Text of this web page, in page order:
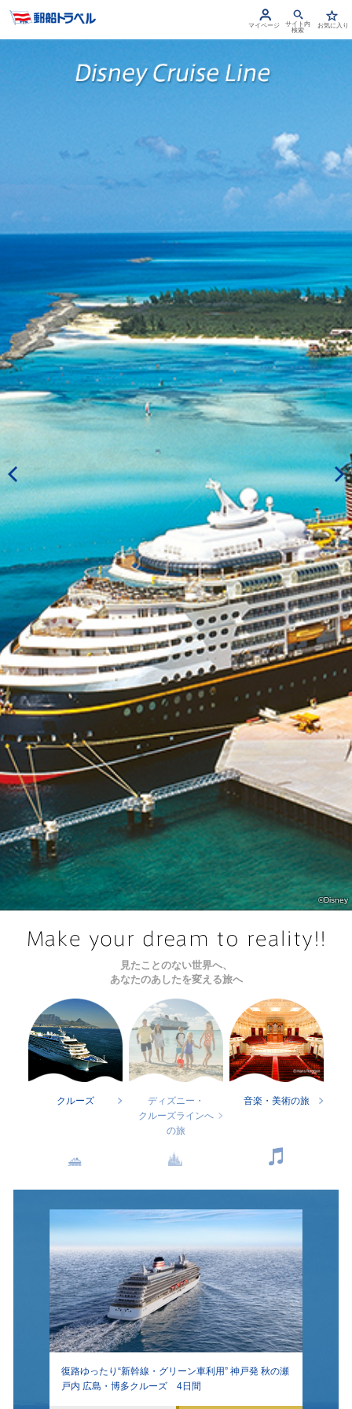
お気に入り
サイト内
検索
マイページ
©Disney
見たことのない世界へ、
あなたのあしたを変える旅へ
クルーズ
ディズニー・
クルーズラインへ
の旅
音楽・美術の旅
復路ゆったり“新幹線・グリーン車利用” 神戸発 秋の瀬
戸内 広島・博多クルーズ 4日間